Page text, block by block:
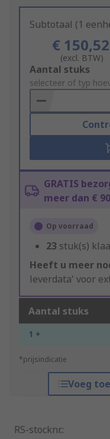
Subtotaal (1
€ 150,52
(excl. BTW)
Add
to
Basket
Aantal stuks
selecteer of typ
GRATIS
meer dan €
Op voorraad
23 stuk(s)
Heeft u meer
leverdata' voor
Aantal stuks
1 +
*prijsindicatie
Voeg
RS-stocknr.: